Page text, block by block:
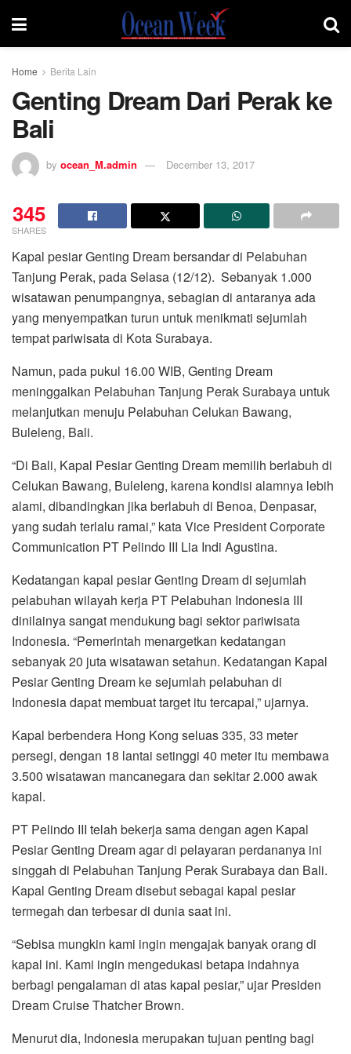
Home Berita Lain
Genting Dream Dari Perak ke
Bali
by ocean_M.admin December 13, 2017
345
SHARES
Kapal pesiar Genting Dream bersandar di Pelabuhan
Tanjung Perak, pada Selasa (12/12). Sebanyak 1.000
wisatawan penumpangnya, sebagian di antaranya ada
yang menyempatkan turun untuk menikmati sejumlah
tempat pariwisata di Kota Surabaya.
Namun, pada pukul 16.00 WIB, Genting Dream
meninggalkan Pelabuhan Tanjung Perak Surabaya untuk
melanjutkan menuju Pelabuhan Celukan Bawang,
Buleleng, Bali.
“Di Bali, Kapal Pesiar Genting Dream memilih berlabuh di
Celukan Bawang, Buleleng, karena kondisi alamnya lebih
alami, dibandingkan jika berlabuh di Benoa, Denpasar,
yang sudah terlalu ramai,” kata Vice President Corporate
Communication PT Pelindo III Lia Indi Agustina.
Kedatangan kapal pesiar Genting Dream di sejumlah
pelabuhan wilayah kerja PT Pelabuhan Indonesia III
dinilainya sangat mendukung bagi sektor pariwisata
Indonesia. “Pemerintah menargetkan kedatangan
sebanyak 20 juta wisatawan setahun. Kedatangan Kapal
Pesiar Genting Dream ke sejumlah pelabuhan di
Indonesia dapat membuat target itu tercapai,” ujarnya.
Kapal berbendera Hong Kong seluas 335, 33 meter
persegi, dengan 18 lantai setinggi 40 meter itu membawa
3.500 wisatawan mancanegara dan sekitar 2.000 awak
kapal.
PT Pelindo III telah bekerja sama dengan agen Kapal
Pesiar Genting Dream agar di pelayaran perdananya ini
singgah di Pelabuhan Tanjung Perak Surabaya dan Bali.
Kapal Genting Dream disebut sebagai kapal pesiar
termegah dan terbesar di dunia saat ini.
“Sebisa mungkin kami ingin mengajak banyak orang di
kapal ini. Kami ingin mengedukasi betapa indahnya
berbagi pengalaman di atas kapal pesiar,” ujar Presiden
Dream Cruise Thatcher Brown.
Menurut dia, Indonesia merupakan tujuan penting bagi